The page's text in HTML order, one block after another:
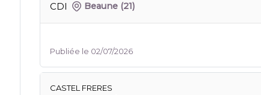
CDI Beaune (21)
Publiée le 02/07/2026
CASTEL FRERES